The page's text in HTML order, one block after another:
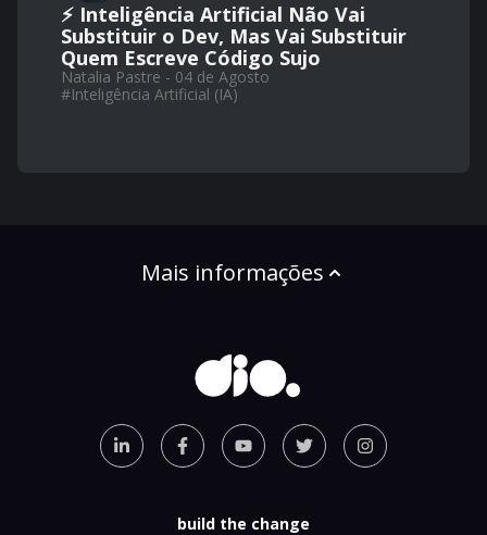
⚡ Inteligência Artificial Não Vai
Substituir o Dev, Mas Vai Substituir
Quem Escreve Código Sujo
Natalia Pastre - 04 de Agosto
#Inteligência Artificial (IA)
Mais informações
build the change